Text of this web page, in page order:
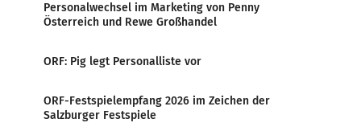
Personalwechsel im Marketing von Penny
Österreich und Rewe Großhandel
ORF: Pig legt Personalliste vor
ORF-Festspielempfang 2026 im Zeichen der
Salzburger Festspiele